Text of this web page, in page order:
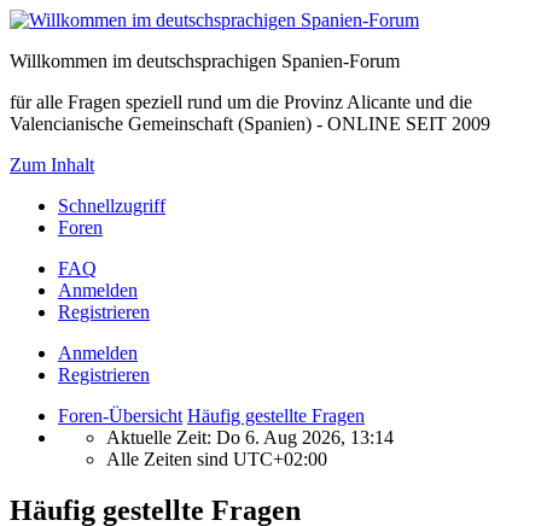
Willkommen im deutschsprachigen Spanien-Forum
für alle Fragen speziell rund um die Provinz Alicante und die
Valencianische Gemeinschaft (Spanien) - ONLINE SEIT 2009
Zum Inhalt
Schnellzugriff
Foren
FAQ
Anmelden
Registrieren
Anmelden
Registrieren
Foren-Übersicht Häufig gestellte Fragen
Aktuelle Zeit: Do 6. Aug 2026, 13:14
Alle Zeiten sind UTC+02:00
Häufig gestellte Fragen